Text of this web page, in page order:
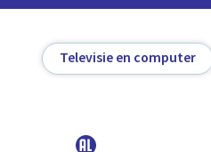
Televisie en computer